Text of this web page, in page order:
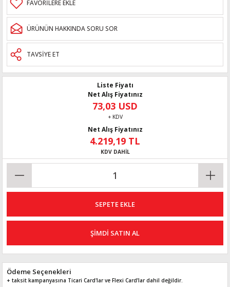
ÜRÜNÜN HAKKINDA SORU SOR
TAVSİYE ET
Liste Fiyatı
Net Alış Fiyatınız
73,03 USD
+ KDV
Net Alış Fiyatınız
4.219,19 TL
KDV DAHİL
SEPETE EKLE
ŞİMDİ SATIN AL
Ödeme Seçenekleri
+ taksit kampanyasına Ticari Card'lar ve Flexi Card’lar dahil değildir.